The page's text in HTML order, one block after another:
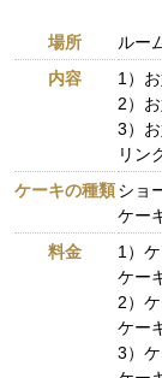
場所
ルー
内容
1）
2）
3）
リン
ケーキの種類ショ
ケー
料金
1）
ケー
2）
ケー
3）